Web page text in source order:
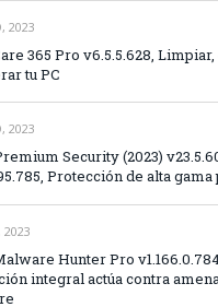
2023
365 Pro v6.5.5.628,
tu PC
2023
Security (2023)
Protección de alta gama
2023
Hunter Pro
integral actúa contra